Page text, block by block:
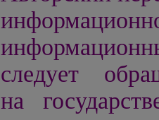
следует
на